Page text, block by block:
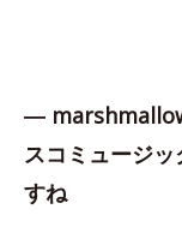
―
スコミュージ
すね